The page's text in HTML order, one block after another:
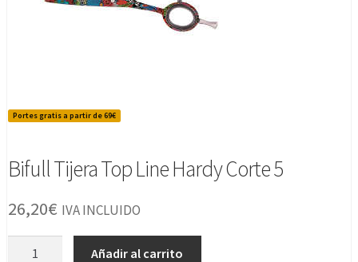
Portes gratis a partir de 69€
Bifull Tijera Top Line Hardy Corte 5
26,20€ IVA INCLUIDO
Añadir al carrito